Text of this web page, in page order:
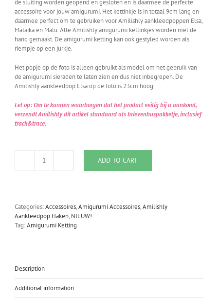
de sluiting worden geopend en gesloten en is daarmee de perfecte
accessoire voor jouw amigurumi. Het kettinkje is in totaal 9cm lang en
daarmee perfect om te gebruiken voor Amilishly aankleedpoppen Elsa,
Malaika en Malu. Alle Amilishly amigurumi kettinkjes worden met de
hand gemaakt. De amigurumi ketting kan ook gestyled worden als
riempje op een jurkje.
Het popje op de foto is alleen gebruikt als model om het gebruik van
de amigurumi sieraden te laten zien en dus niet inbegrepen. De
Amilishly aankleedpop Elsa op de foto is 23cm hoog.
Let op: Om te kunnen waarborgen dat het product veilig bij u aankomt,
verzendt Amilishly dit artikel standaard als brievenbuspakketje, inclusief
track&trace.
Amilishly
Valley
quantity
ADD TO CART
Categories:Accessoires,Amigurumi Accessoires,Amilishly
Aankleedpop Haken, NIEUW!
Tag:Amigurumi Ketting
Description
Additional information